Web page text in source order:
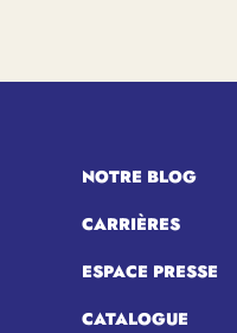
NOTRE BLOG
CARRIÈRES
ESPACE PRESSE
CATALOGUE